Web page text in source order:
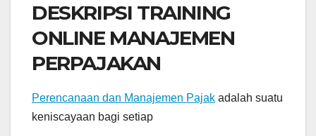
DESKRIPSI TRAINING
ONLINE MANAJEMEN
PERPAJAKAN
Perencanaan dan Manajemen Pajak adalah suatu
keniscayaan bagi setiap